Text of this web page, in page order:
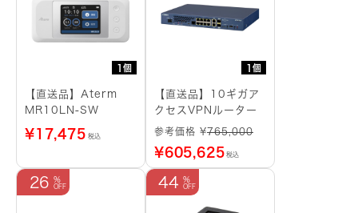
1個
【直送品】Aterm
MR10LN-SW
¥17,475 税込
1個
【直送品】10ギガア
クセスVPNルーター
参考価格 ¥765,000
¥605,625 税込
26 44